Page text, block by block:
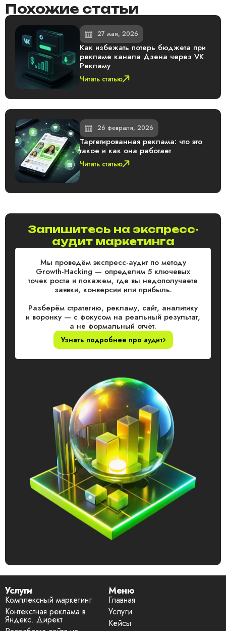
Похожие статьи
27 мая, 2026
Как избежать потерь бюджета при
рекламе канала Дзена через VK
Рекламу
Читать статью
26 февраля, 2026
Таргетированная реклама: что это
такое и как она работает
Читать статью
Запишитесь на экспресс-
аудит маркетинга
Мы проведём экспресс-аудит по методу
Growth-Hacking — определим 5 ключевых
точек роста и покажем, где вы недополучаете
заявки, конверсии или прибыль.
Разберём стратегию, рекламу, сайт, аналитику
и воронку — с фокусом на реальный результат,
а не формальный отчёт.
Узнать подробнее про аудит
Услуги
Комплексный маркетинг
Контекстная реклама в
Яндекс. Директ
Меню
Главная
Услуги
Кейсы